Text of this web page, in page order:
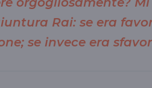
Rai: se era
se invece era